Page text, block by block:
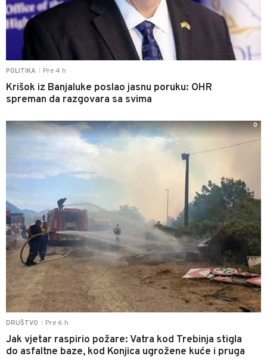
POLITIKA Pre 4 h
Krišok iz Banjaluke poslao jasnu poruku: OHR
spreman da razgovara sa svima
DRUŠTVO Pre 6 h
Jak vjetar raspirio požare: Vatra kod Trebinja stigla
do asfaltne baze, kod Konjica ugrožene kuće i pruga
0